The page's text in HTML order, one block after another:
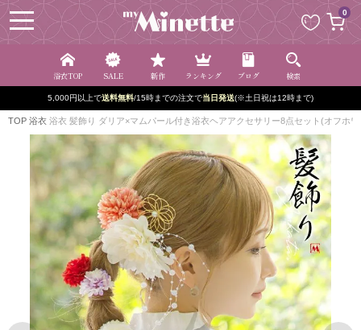
0
浴衣TOP SALE 新作 ランキング ブログ 検索
5,000円以上で送料無料/15時までの注文で当日発送(※土日祝は12時まで)
TOP 浴衣 浴衣 髪飾り ダリア×マムパール付き浴衣ヘアアクセサリー8点セット(オフホ
ペー
ジト
ップ